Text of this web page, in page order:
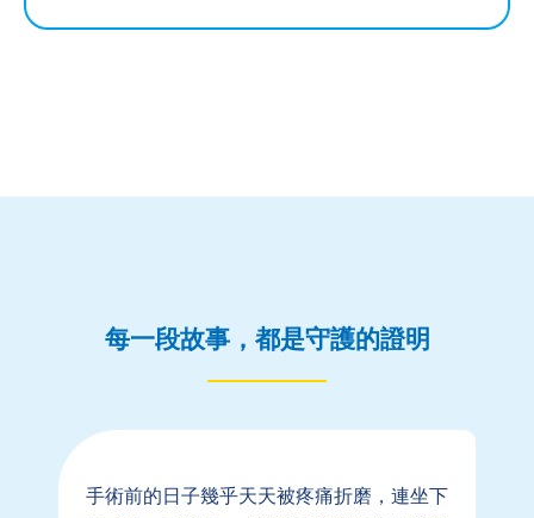
每一段故事，都是守護的證明
手術前的日子幾乎天天被疼痛折磨，連坐下